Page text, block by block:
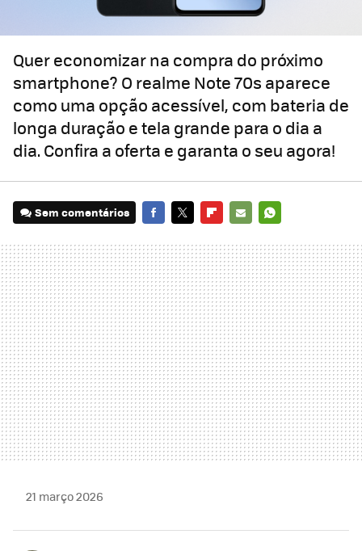
Quer economizar na compra do próximo
smartphone? O realme Note 70s aparece
como uma opção acessível, com bateria de
longa duração e tela grande para o dia a
dia. Confira a oferta e garanta o seu agora!
Sem comentários
MAIL
21 março 2026